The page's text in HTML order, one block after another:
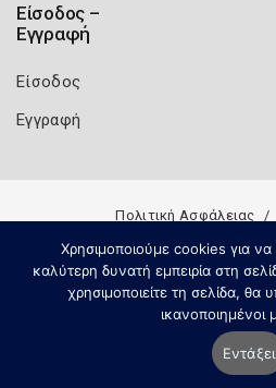
Είσοδος –
Εγγραφή
Είσοδος
Εγγραφή
Πολιτική Ασφάλειας
Χρησιμοποιούμε cookies για
καλύτερη δυνατή εμπειρία στη
χρησιμοποιείτε τη σελίδα, θα
ικανοποιημένοι
Εντάξει
Copyright 2026